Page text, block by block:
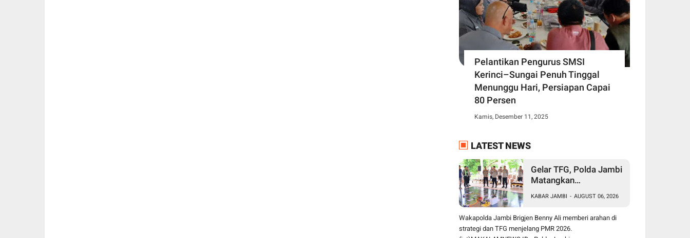
Pelantikan Pengurus SMSI
Kerinci–Sungai Penuh Tinggal
Menunggu Hari, Persiapan Capai
80 Persen
Kamis, Desember 11, 2025
LATEST NEWS
Gelar TFG, Polda Jambi
Matangkan
Merdeka Run 2026,
Libatkan 1.750
Personel
KABAR JAMBI - AUGUST 06, 2026
Wakapolda Jambi Brigjen Benny Ali memberi arahan di
strategi dan TFG menjelang PMR 2026.